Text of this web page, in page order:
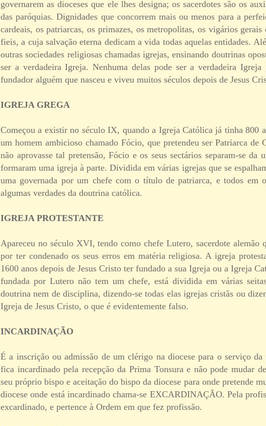
governarem as dioceses que ele lhes designa; os sacerdotes são os
das paróquias. Dignidades que concorrem mais ou menos para a
cardeais, os patriarcas, os primazes, os metropolitas, os vigários
fieis, a cuja salvação eterna dedicam a vida todas aquelas entidades.
outras sociedades religiosas chamadas igrejas, ensinando doutrinas
ser a verdadeira Igreja. Nenhuma delas pode ser a verdadeira
fundador alguém que nasceu e viveu muitos séculos depois de Jesus
IGREJA GREGA
Começou a existir no século IX, quando a Igreja Católica já tinha 800
um homem ambicioso chamado Fócio, que pretendeu ser Patriarca de
não aprovasse tal pretensão, Fócio e os seus sectários separam-se
formaram uma igreja à parte. Dividida em várias igrejas que se
uma governada por um chefe com o título de patriarca, e todos em
algumas verdades da doutrina católica.
IGREJA PROTESTANTE
Apareceu no século XVI, tendo como chefe Lutero, sacerdote alemão
por ter condenado os seus erros em matéria religiosa. A igreja
1600 anos depois de Jesus Cristo ter fundado a sua Igreja ou a Igreja
fundada por Lutero não tem um chefe, está dividida em várias
doutrina nem de disciplina, dizendo-se todas elas igrejas cristãs ou
Igreja de Jesus Cristo, o que é evidentemente falso.
INCARDINAÇÃO
É a inscrição ou admissão de um clérigo na diocese para o serviço
fica incardinado pela recepção da Prima Tonsura e não pode mudar
seu próprio bispo e aceitação do bispo da diocese para onde pretende
diocese onde está incardinado chama-se EXCARDINAÇÃO. Pela
excardinado, e pertence à Ordem em que fez profissão.